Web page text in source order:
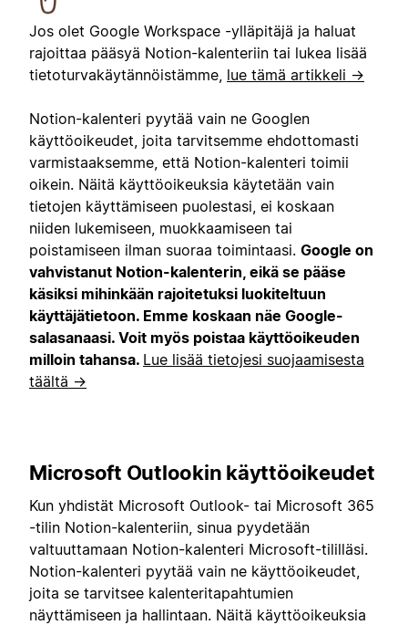
Jos olet Google Workspace -ylläpitäjä ja haluat
rajoittaa pääsyä Notion-kalenteriin tai lukea lisää
tietoturvakäytännöistämme, lue tämä artikkeli →
Notion-kalenteri pyytää vain ne Googlen
käyttöoikeudet, joita tarvitsemme ehdottomasti
varmistaaksemme, että Notion-kalenteri toimii
oikein. Näitä käyttöoikeuksia käytetään vain
tietojen käyttämiseen puolestasi, ei koskaan
niiden lukemiseen, muokkaamiseen tai
poistamiseen ilman suoraa toimintaasi. Google on
vahvistanut Notion-kalenterin, eikä se pääse
käsiksi mihinkään rajoitetuksi luokiteltuun
käyttäjätietoon. Emme koskaan näe Google-
salasanaasi. Voit myös poistaa käyttöoikeuden
milloin tahansa. Lue lisää tietojesi suojaamisesta
täältä →
Microsoft Outlookin käyttöoikeudet
Kun yhdistät Microsoft Outlook- tai Microsoft 365
-tilin Notion-kalenteriin, sinua pyydetään
valtuuttamaan Notion-kalenteri Microsoft-tililläsi.
Notion-kalenteri pyytää vain ne käyttöoikeudet,
joita se tarvitsee kalenteritapahtumien
näyttämiseen ja hallintaan. Näitä käyttöoikeuksia